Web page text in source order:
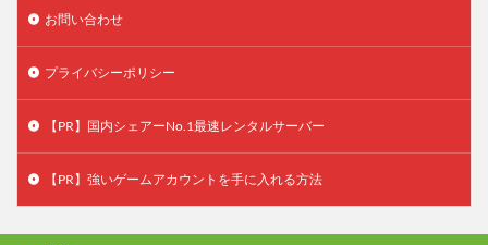
お問い合わせ
プライバシーポリシー
【PR】国内シェアーNo.1最速レンタルサーバー
【PR】強いゲームアカウントを手に入れる方法